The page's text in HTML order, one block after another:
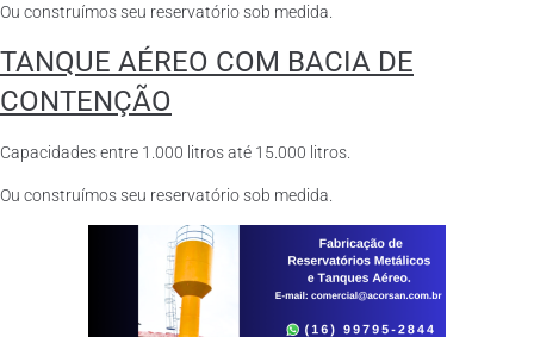
Ou construímos seu reservatório sob medida.
TANQUE AÉREO COM BACIA DE
CONTENÇÃO
Capacidades entre 1.000 litros até 15.000 litros.
Ou construímos seu reservatório sob medida.